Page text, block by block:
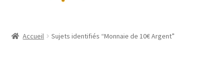
Accueil Sujets identifiés “Monnaie de 10€ Argent”